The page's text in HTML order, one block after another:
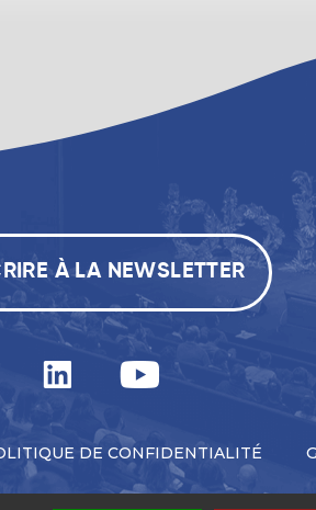
À LA NEWSLETTER
DE CONFIDENTIALITÉ